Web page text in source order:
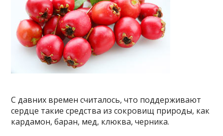
С давних времен считалось, что поддерживают
сердце такие средства из сокровищ природы, как
кардамон, баран, мед, клюква, черника.